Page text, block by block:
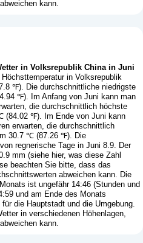
kann.
in Volksrepublik China in Juni
in Volksrepublik
℉). Die durchschnittliche niedrigste
℉). Im Anfang von Juni kann man
die durchschnittlich höchste
(84.02 ℉). Im Ende von Juni kann
erwarten, die durchschnittlich
30.7 ℃ (87.26 ℉). Die
regnerische Tage in Juni 8.9. Der
mm (siehe hier, was diese Zahl
beachten Sie bitte, dass das
abweichen kann. Die
ist ungefähr 14:46 (Stunden und
und am Ende des Monats
die Hauptstadt und die Umgebung.
in verschiedenen Höhenlagen,
kann.